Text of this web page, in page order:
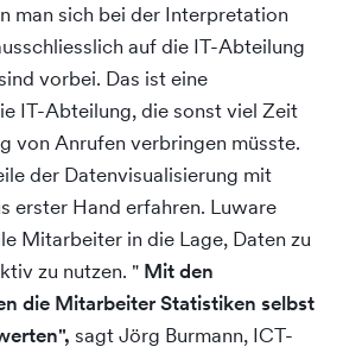
man sich bei der Interpretation
auf die IT-Abteilung
vorbei. Das ist eine
IT-Abteilung, die sonst viel Zeit
von Anrufen verbringen müsste.
der Datenvisualisierung mit
erster Hand erfahren. Luware
Mitarbeiter in die Lage, Daten zu
zu nutzen. " Mit den
die Mitarbeiter Statistiken selbst
sagt Jörg Burmann, ICT-